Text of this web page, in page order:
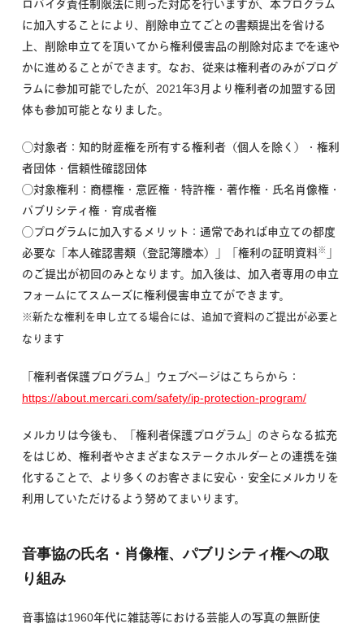
ロバイダ責任制限法に則った対応を行いますが、本プログラム
に加入することにより、削除申立てごとの書類提出を省ける
上、削除申立てを頂いてから権利侵害品の削除対応までを速や
かに進めることができます。なお、従来は権利者のみがプログ
ラムに参加可能でしたが、2021年3月より権利者の加盟する団
体も参加可能となりました。
◯対象者：知的財産権を所有する権利者（個人を除く）・権利
者団体・信頼性確認団体
◯対象権利：商標権・意匠権・特許権・著作権・氏名肖像権・
パブリシティ権・育成者権
◯プログラムに加入するメリット：通常であれば申立ての都度
必要な「本人確認書類（登記簿謄本）」「権利の証明資料※
のご提出が初回のみとなります。加入後は、加入者専用の申立
フォームにてスムーズに権利侵害申立てができます。
※新たな権利を申し立てる場合には、追加で資料のご提出が必要と
なります
「権利者保護プログラム」ウェブページはこちらから：
https://about.mercari.com/safety/ip-protection-program/
メルカリは今後も、「権利者保護プログラム」のさらなる拡充
をはじめ、権利者やさまざまなステークホルダーとの連携を強
化することで、より多くのお客さまに安心・安全にメルカリを
利用していただけるよう努めてまいります。
音事協の氏名・肖像権、パブリシティ権への取
り組み
音事協は1960年代に雑誌等における芸能人の写真の無断使